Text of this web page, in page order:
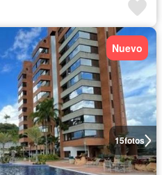
15fotos
Nuevo